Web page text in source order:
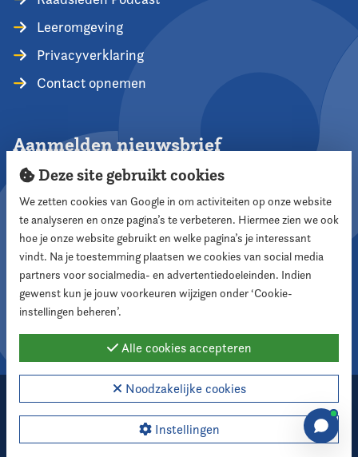
Leeromgeving
Privacyverklaring
Contact opnemen
Aanmelden nieuwsbrief
Aanmelden
Volg ons
2026 Nederlandse Vereniging voor Raadsleden
Cookie instellingen
Deze site gebruikt cookies
We zetten cookies van Google in om activiteiten op onze website
te analyseren en onze pagina’s te verbeteren. Hiermee zien we ook
hoe je onze website gebruikt en welke pagina’s je interessant
vindt. Na je toestemming plaatsen we cookies van social media
partners voor socialmedia- en advertentiedoeleinden. Indien
gewenst kun je jouw voorkeuren wijzigen onder ‘Cookie-
instellingen beheren’.
Alle cookies accepteren
Noodzakelijke cookies
Instellingen